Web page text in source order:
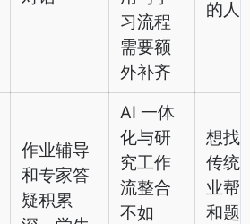
习流程
需要额
外补齐
的人
作业辅导
和专家答
疑积累
AI 一体
化与研
究工作
流整合
不如
想找
传统
业帮
和题